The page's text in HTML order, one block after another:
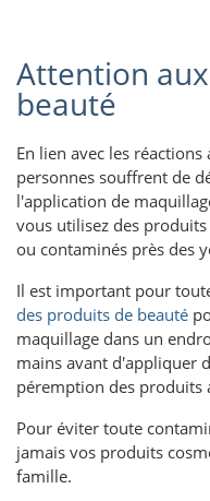
Attention
beauté
En lien avec les
personnes souffrent de
l'application de
vous utilisez des
ou contaminés près des
Il est important pour
des produits de beauté
maquillage dans un
mains avant d'appliquer
péremption des produits
Pour éviter toute
jamais vos produits
famille.